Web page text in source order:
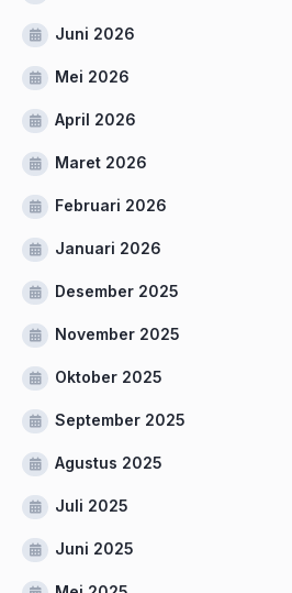
Juni 2026
Mei 2026
April 2026
Maret 2026
Februari 2026
Januari 2026
Desember 2025
November 2025
Oktober 2025
September 2025
Agustus 2025
Juli 2025
Juni 2025